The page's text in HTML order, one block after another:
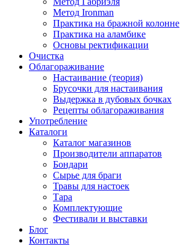
Метод Ironman
Практика на бражной колонне
Практика на аламбике
Основы ректификации
Очистка
Облагораживание
Настаивание (теория)
Брусочки для настаивания
Выдержка в дубовых бочках
Рецепты облагораживания
Употребление
Каталоги
Каталог магазинов
Производители аппаратов
Бондари
Сырье для браги
Травы для настоек
Тара
Комплектующие
Фестивали и выставки
Блог
Контакты